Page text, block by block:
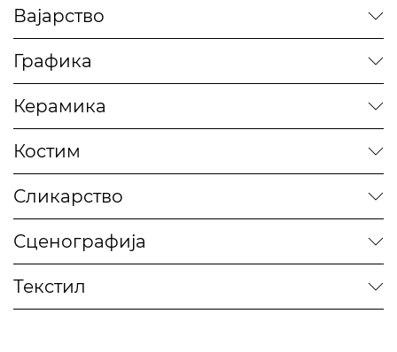
Вајарство
Графика
Керамика
Костим
Сликарство
Сценографија
Текстил